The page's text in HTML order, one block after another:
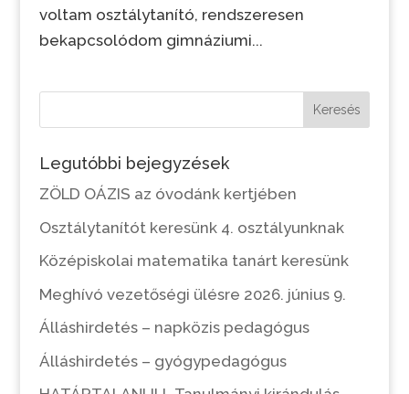
voltam osztálytanító, rendszeresen
bekapcsolódom gimnáziumi...
Keresés
Legutóbbi bejegyzések
ZÖLD OÁZIS az óvodánk kertjében
Osztálytanítót keresünk 4. osztályunknak
Középiskolai matematika tanárt keresünk
Meghívó vezetőségi ülésre 2026. június 9.
Álláshirdetés – napközis pedagógus
Álláshirdetés – gyógypedagógus